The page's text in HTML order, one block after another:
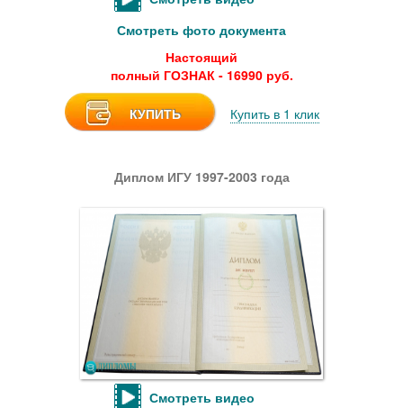
Смотреть фото документа
Настоящий
полный ГОЗНАК - 16990 руб.
КУПИТЬ Купить в 1 клик
Диплом ИГУ 1997-2003 года
Смотреть видео